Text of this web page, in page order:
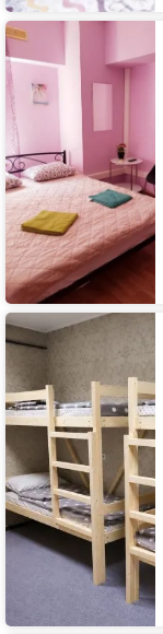
Хостел
Travel
Inn
Серпуховская
Хостел
Порт